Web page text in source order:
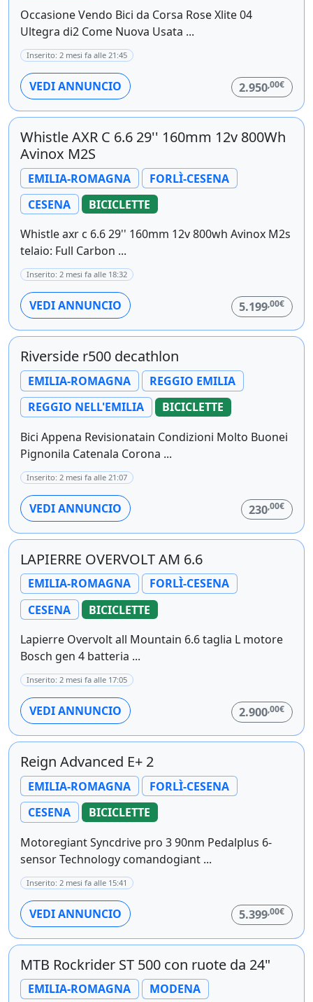
Occasione Vendo Bici da Corsa Rose Xlite 04
Ultegra di2 Come Nuova Usata ...
Inserito: 2 mesi fa alle 21:45
VEDI ANNUNCIO 2.950,00€
Whistle AXR C 6.6 29'' 160mm 12v 800Wh
Avinox M2S
EMILIA-ROMAGNA
FORLÌ-CESENA
CESENA
BICICLETTE
Whistle axr c 6.6 29'' 160mm 12v 800wh Avinox M2s
telaio: Full Carbon ...
Inserito: 2 mesi fa alle 18:32
VEDI ANNUNCIO 5.199,00€
Riverside r500 decathlon
EMILIA-ROMAGNA
REGGIO EMILIA
REGGIO NELL'EMILIA
BICICLETTE
Bici Appena Revisionatain Condizioni Molto Buonei
Pignonila Catenala Corona ...
Inserito: 2 mesi fa alle 21:07
VEDI ANNUNCIO 230,00€
LAPIERRE OVERVOLT AM 6.6
EMILIA-ROMAGNA
FORLÌ-CESENA
CESENA
BICICLETTE
Lapierre Overvolt all Mountain 6.6 taglia L motore
Bosch gen 4 batteria ...
Inserito: 2 mesi fa alle 17:05
VEDI ANNUNCIO 2.900,00€
Reign Advanced E+ 2
EMILIA-ROMAGNA
FORLÌ-CESENA
CESENA
BICICLETTE
Motoregiant Syncdrive pro 3 90nm Pedalplus 6-
sensor Technology comandogiant ...
Inserito: 2 mesi fa alle 15:41
VEDI ANNUNCIO 5.399,00€
MTB Rockrider ST 500 con ruote da 24"
EMILIA-ROMAGNA MODENA